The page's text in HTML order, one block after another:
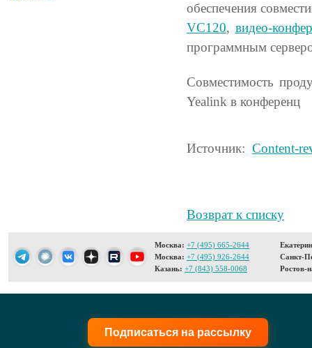
обеспечения
VC120, видео-
программным
Совместимость
Yealink в конференц
Источник: Content-
Возврат к списку
Москва: +7 (495) 665-2644
Москва: +7 (495) 926-2644
Казань: +7 (843) 558-0068
Санкт-
Ростов-
Подписаться на рассылку